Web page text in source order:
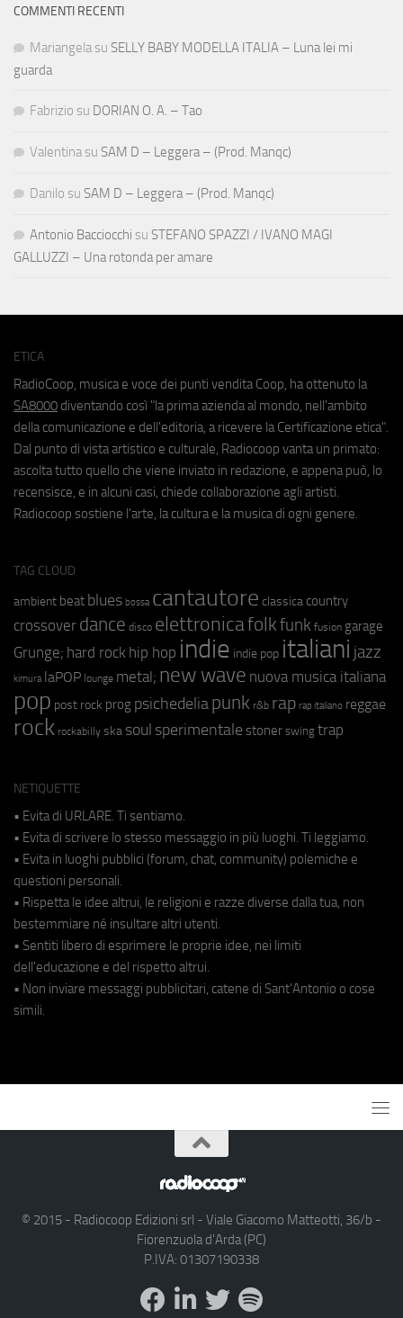
COMMENTI RECENTI
Mariangela su SELLY BABY MODELLA ITALIA – Luna lei mi
guarda
Fabrizio su DORIAN O. A. – Tao
Valentina su SAM D – Leggera – (Prod. Manqc)
Danilo su SAM D – Leggera – (Prod. Manqc)
Antonio Bacciocchi su STEFANO SPAZZI / IVANO MAGI
GALLUZZI – Una rotonda per amare
ETICA
RadioCoop, musica e voce dei punti vendita Coop, ha ottenuto la
SA8000 diventando così "la prima azienda al mondo, nell'ambito
della comunicazione e dell'editoria, a ricevere la Certificazione etica".
Dal punto di vista artistico e culturale, Radiocoop vanta un primato:
ascolta tutto quello che viene inviato in redazione, e appena può, lo
recensisce, e in alcuni casi, chiede collaborazione agli artisti.
Radiocoop sostiene l'arte, la cultura e la musica di ogni genere.
TAG CLOUD
ambient beat blues bossa cantautore classica country
crossover dance disco elettronicafolkfunk fusion garage
Grunge; hard rock hip hop indie indie pop italiani jazz
kimura laPOP lounge metal; new wave nuova musica italiana
pop post rock prog psichedeliapunk r&b rap rap italiano reggae
rock rockabilly ska soul sperimentale stoner swing trap
NETIQUETTE
• Evita di URLARE. Ti sentiamo.
• Evita di scrivere lo stesso messaggio in più luoghi. Ti leggiamo.
• Evita in luoghi pubblici (forum, chat, community) polemiche e
questioni personali.
• Rispetta le idee altrui, le religioni e razze diverse dalla tua, non
bestemmiare né insultare altri utenti.
• Sentiti libero di esprimere le proprie idee, nei limiti
dell'educazione e del rispetto altrui.
• Non inviare messaggi pubblicitari, catene di Sant'Antonio o cose
simili.
© 2015 - Radiocoop Edizioni srl - Viale Giacomo Matteotti, 36/b -
Fiorenzuola d'Arda (PC)
P.IVA: 01307190338